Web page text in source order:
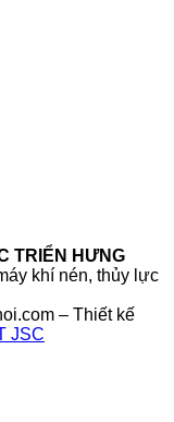
TRIỂN HƯNG
khí nén, thủy lực
– Thiết kế
JSC